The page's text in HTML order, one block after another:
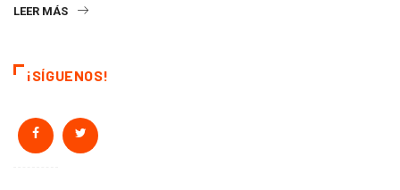
LEER MÁS
¡SÍGUENOS!